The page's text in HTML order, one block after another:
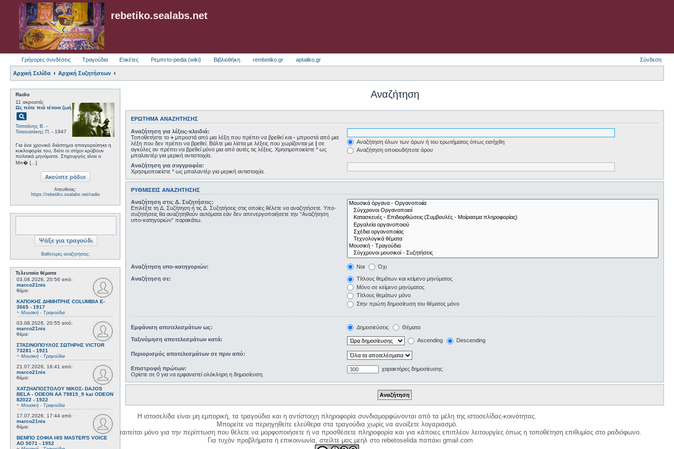
rebetiko.sealabs.net
Γρήγορες συνδέσεις Τραγούδια Ετικέτες Ρεμπετο-pedia (wiki) Βιβλιοθήκη rembetiko.gr aptaliko.gr Σύνδεση
Αρχική Σελίδα Αρχική Συζητήσεων
Radio
11 ακροατές
Ως πότε πιά τέτοια ζωή
pageview
Τσιτσάνης Β.
-
Τσαουσάκης Π. - 1947
Για ένα χρονικό διάστημα απαγορεύτηκε η
κυκλοφορία του, διότι οι στίχοι κρύβουν
πολιτικά μηνύματα. Στιχουργός είναι ο
Μπ� [...]
Απευθείας:
https://rebetiko.sealabs.net/radio
Βαθύτερες αναζητήσεις;
Τελευταία θέματα
03.08.2026, 20:56 από:
marco21nis
θέμα:
ΚΑΠΟΚΗΣ ΔΗΜΗΤΡΗΣ COLUMBIA E-
3665 - 1917
~ Μουσική - Τραγούδια
03.08.2026, 20:55 από:
marco21nis
θέμα:
ΣΤΑΣΙΝΟΠΟΥΛΟΣ ΣΩΤΗΡΗΣ VICTOR
73281 - 1921
~ Μουσική - Τραγούδια
21.07.2026, 16:41 από:
marco21nis
θέμα:
ΧΑΤΖΗΑΠΟΣΤΟΛΟΥ ΝΙΚΟΣ- DAJOS
BELA - ODEON AA 79815_9 kai ODEON
82022 - 1922
~ Μουσική - Τραγούδια
17.07.2026, 17:44 από:
marco21nis
θέμα:
ΒΕΜΠΟ ΣΟΦΙΑ HIS MASTER'S VOICE
AO 5071 - 1952
Αναζήτηση
ΕΡΏΤΗΜΑ ΑΝΑΖΉΤΗΣΗΣ
Αναζήτηση για λέξεις-κλειδιά:
Τοποθετήστε το + μπροστά από μια λέξη που πρέπει να βρεθεί και - μπροστά από μια
λέξη που δεν πρέπει να βρεθεί. Βάλτε μια λίστα με λέξεις που χωρίζονται με | σε
αγκύλες αν πρέπει να βρεθεί μόνο μια από αυτές τις λέξεις. Χρησιμοποιείστε * ως
μπαλαντέρ για μερική αντιστοιχία.
Αναζήτηση όλων των όρων ή του ερωτήματος όπως εισήχθη
Αναζήτηση οποιουδήποτε όρου
Αναζήτηση για συγγραφέα:
Χρησιμοποιείστε * ως μπαλαντέρ για μερική αντιστοιχία.
ΡΥΘΜΊΣΕΙΣ ΑΝΑΖΉΤΗΣΗΣ
Αναζήτηση στις Δ. Συζητήσεις:
Επιλέξτε τη Δ. Συζήτηση ή τις Δ. Συζητήσεις στις οποίες θέλετε να αναζητήσετε. Υπο-
συζητήσεις θα αναζητηθούν αυτόματα εάν δεν απενεργοποιήσετε την “Αναζήτηση
υπο-κατηγοριών“ παρακάτω.
Αναζήτηση υπο-κατηγοριών: Ναι Όχι
Αναζήτηση σε:
Τίτλους θεμάτων και κείμενο μηνύματος
Μόνο σε κείμενο μηνύματος
Τίτλους θεμάτων μόνο
Στην πρώτη δημοσίευση του θέματος μόνο
Εμφάνιση αποτελεσμάτων ως: Δημοσιεύσεις Θέματα
Ταξινόμηση αποτελεσμάτων κατά: Ascending Descending
Περιορισμός αποτελεσμάτων σε πριν από:
Επιστροφή πρώτων:
Ορίστε σε 0 για να εμφανιστεί ολόκληρη η δημοσίευση.
χαρακτήρες δημοσίευσης
Η ιστοσελίδα είναι μη εμπορική, τα τραγούδια και η αντίστοιχη πληροφορία συνδιαμορφώνονται από τα μέλη της ιστοσελίδας-κοινότητας.
Μπορείτε να περιηγηθείτε ελεύθερα στα τραγούδια χωρίς να ανοίξετε λογαριασμό.
Η δημιουργία λογαριασμού απαιτείται μόνο για την περίπτωση που θέλετε να μορφοποιήσετε ή να προσθέσετε πληροφορία και για κάποιες επιπλέον λειτουργίες όπως η τοποθέτηση επιθυμίας στο ραδιόφωνο.
Για τυχόν προβλήματα ή επικοινωνία, στείλτε μας μεηλ στο rebetoselida παπάκι gmail.com